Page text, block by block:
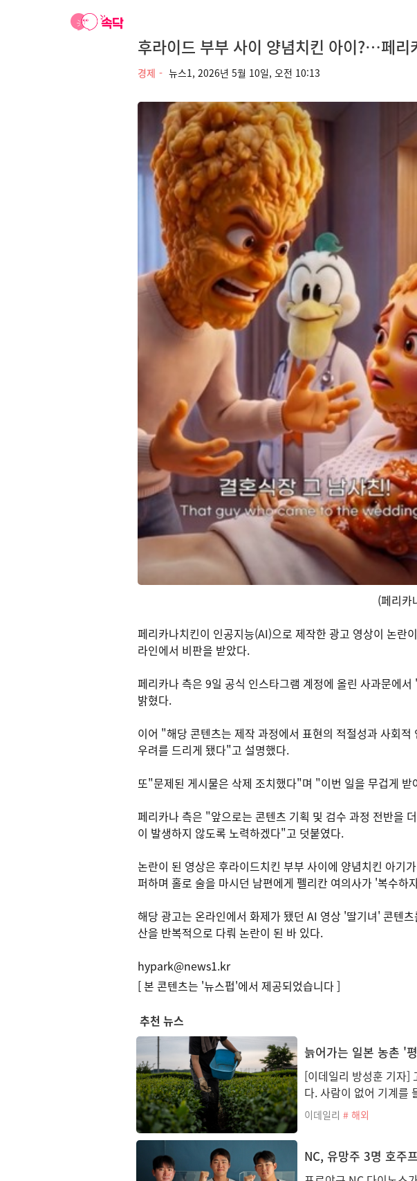
후라이드 부부 사이 양념치킨 아이?…페리
경제 뉴스1, 2026년 5월 10일, 오전 10:13
(페리카
페리카나치킨이 인공지능(AI)으로 제작한 광고 영상이 논란
라인에서 비판을 받았다.
페리카나 측은 9일 공식 인스타그램 계정에 올린 사과문에
밝혔다.
이어 "해당 콘텐츠는 제작 과정에서 표현의 적절성과 사회
우려를 드리게 됐다"고 설명했다.
또"문제된 게시물은 삭제 조치했다"며 "이번 일을 무겁게
페리카나 측은 "앞으로는 콘텐츠 기획 및 검수 과정 전반을
이 발생하지 않도록 노력하겠다"고 덧붙였다.
논란이 된 영상은 후라이드치킨 부부 사이에 양념치킨 아기
퍼하며 홀로 술을 마시던 남편에게 펠리칸 여의사가 '복수
해당 광고는 온라인에서 화제가 됐던 AI 영상 '딸기녀' 콘텐
산을 반복적으로 다뤄 논란이 된 바 있다.
hypark@news1.kr
[ 본 콘텐츠는 '뉴스펍'에서 제공되었습니다 ]
추천 뉴스
늙어가는 일본 농촌 '
[이데일리 방성훈 기자]
다. 사람이 없어 기계를
이데일리 # 해외
NC, 유망주 3명 호주